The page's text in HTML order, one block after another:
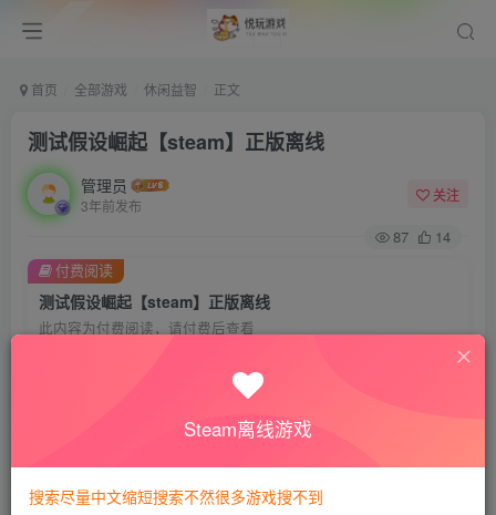
首页 全部游戏 休闲益智 正文
测试假设崛起【steam】正版离线
管理员
3年前发布
关注
87 14
测试假设崛起【steam】正版离线
此内容为付费阅读，请付费后查看
悦玩币 8
免费
您当前未登录！建议登陆后购买，可保存购买订单
付费阅读
Steam离线游戏
搜索尽量中文缩短搜索不然很多游戏搜不到